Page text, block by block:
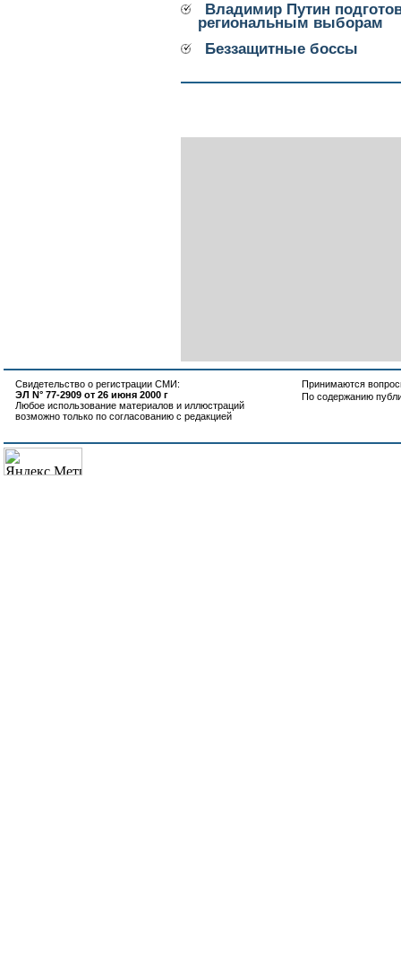
Владимир Путин
региональным выборам
Беззащитные боссы
Свидетельство о регистрации СМИ:
ЭЛ N° 77-2909 от 26 июня 2000 г
Любое использование материалов и иллюстраций
возможно только по согласованию с редакцией
Принимаются
По содержанию